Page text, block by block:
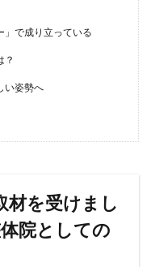
」で成り立っている
？
い姿勢へ
材を受けまし
院としての